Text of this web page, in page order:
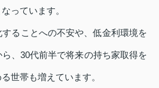
っています。
ることへの不安や、低金利環境を
、30代前半で将来の持ち家取得を
世帯も増えています。